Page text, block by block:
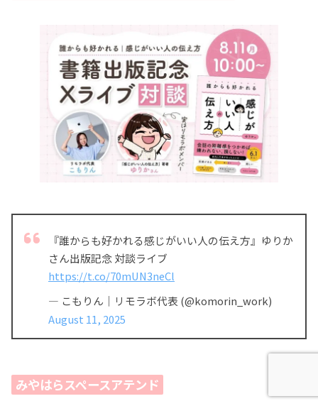
『誰からも好かれる感じがいい人の伝え方』ゆりか
さん出版記念 対談ライブ
https://t.co/70mUN3neCl
— こもりん｜リモラボ代表 (@komorin_work)
August 11, 2025
みやはらスペースアテンド